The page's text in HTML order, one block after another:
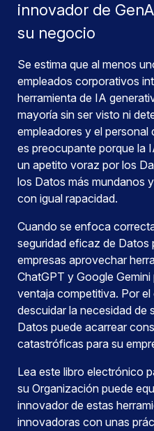
innovador de
su negocio
Se estima que al menos
empleados corporativos
herramienta de IA
mayoría sin ser visto ni
empleadores y el personal
es preocupante porque la
un apetito voraz por los
los Datos más mundanos
con igual rapacidad.
Cuando se enfoca
seguridad eficaz de Datos
empresas aprovechar
ChatGPT y Google
ventaja competitiva. Por el
descuidar la necesidad de
Datos puede acarrear
catastróficas para su
Lea este libro electrónico
su Organización puede
innovador de estas
innovadoras con unas